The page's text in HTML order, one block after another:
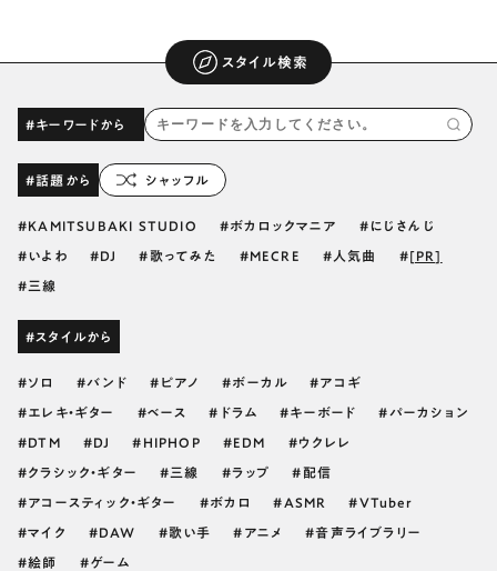
スタイル検索
#キーワードから
#話題から シャッフル
KAMITSUBAKI STUDIO ボカロックマニア にじさんじ
いよわ DJ 歌ってみた MECRE 人気曲 [PR]
三線
#スタイルから
ソロ バンド ピアノ ボーカル アコギ
エレキ・ギター ベース ドラム キーボード パーカション
DTM DJ HIPHOP EDM ウクレレ
クラシック・ギター 三線 ラップ 配信
アコースティック・ギター ボカロ ASMR VTuber
マイク DAW 歌い手 アニメ 音声ライブラリー
絵師 ゲーム